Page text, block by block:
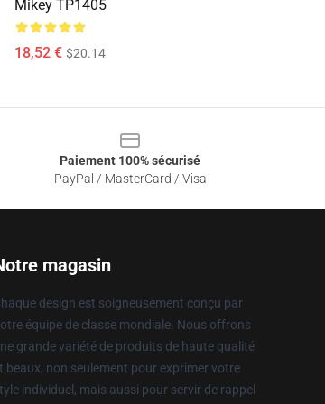
Mikey TP1405
18,52 € $20.14
Paiement 100% sécurisé
PayPal / MasterCard / Visa
magasin
design est soigneusement conçu par
équipe de classe mondiale. Nous offrons
grande variété de produits de haute qualité
beaux, non seulement pour exprimer votre
individuel, mais aussi pour servir de rappel